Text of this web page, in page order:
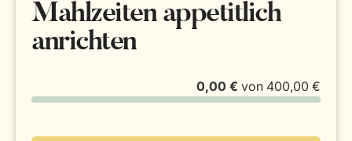
Mahlzeiten appetitlich
anrichten
0,00 € von 400,00 €